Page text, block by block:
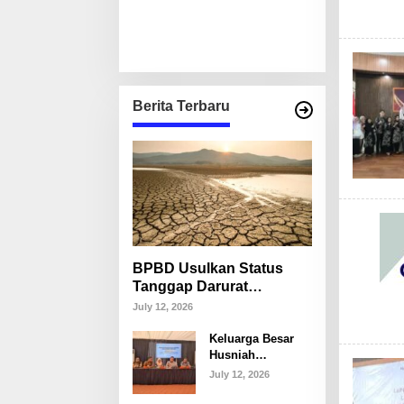
Berita Terbaru
BPBD Usulkan Status
Tanggap Darurat
Kekeringan di Makassar,
Mulai Krisis Air Bersih
July 12, 2026
Keluarga Besar
Husniah
Talenrang
July 12, 2026